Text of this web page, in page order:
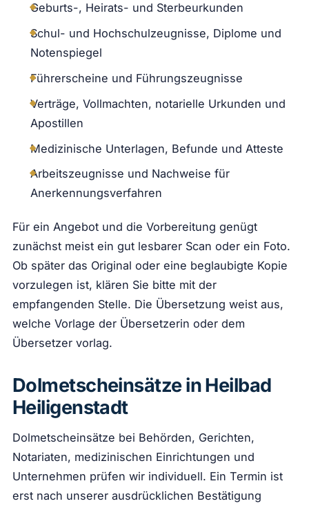
Geburts-, Heirats- und Sterbeurkunden
Schul- und Hochschulzeugnisse, Diplome und
Notenspiegel
Führerscheine und Führungszeugnisse
Verträge, Vollmachten, notarielle Urkunden und
Apostillen
Medizinische Unterlagen, Befunde und Atteste
Arbeitszeugnisse und Nachweise für
Anerkennungsverfahren
Für ein Angebot und die Vorbereitung genügt
zunächst meist ein gut lesbarer Scan oder ein Foto.
Ob später das Original oder eine beglaubigte Kopie
vorzulegen ist, klären Sie bitte mit der
empfangenden Stelle. Die Übersetzung weist aus,
welche Vorlage der Übersetzerin oder dem
Übersetzer vorlag.
Dolmetscheinsätze in Heilbad
Heiligenstadt
Dolmetscheinsätze bei Behörden, Gerichten,
Notariaten, medizinischen Einrichtungen und
Unternehmen prüfen wir individuell. Ein Termin ist
erst nach unserer ausdrücklichen Bestätigung